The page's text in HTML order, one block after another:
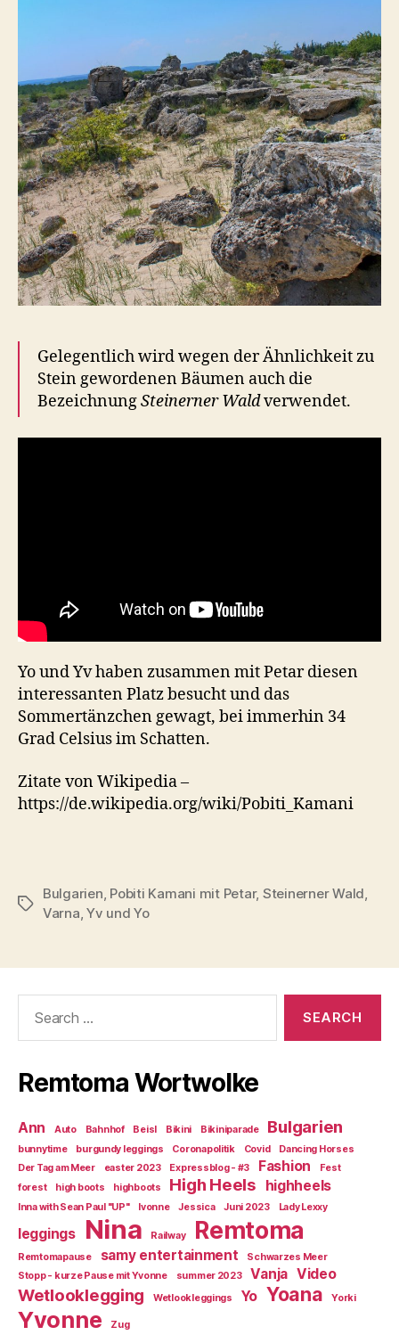
Gelegentlich wird wegen der Ähnlichkeit zu
Stein gewordenen Bäumen auch die
BezeichnungSteinerner Waldverwendet.
Yo und Yv haben zusammen mit Petar diesen
interessanten Platz besucht und das
Sommertänzchen gewagt, bei immerhin 34
Grad Celsius im Schatten.
Zitate von Wikipedia –
https://de.wikipedia.org/wiki/Pobiti_Kamani
Tags
Bulgarien, Pobiti Kamani mit Petar, Steinerner Wald,
Varna,Yv und Yo
Remtoma Wortwolke
Ann Auto Bahnhof Beisl Bikini Bikiniparade Bulgarien
bunnytime burgundy leggings Coronapolitik Covid
Dancing Horses
Der Tag am Meer
easter 2023 Expressblog - #3 Fashion
Fest
forest
high boots highboots High Heels highheels
Inna with Sean Paul "UP" Ivonne Jessica Juni 2023 Lady Lexxy
leggings Nina Railway Remtoma
Remtomapause samy entertainment
Schwarzes Meer
Stopp - kurze Pause mit Yvonne
summer 2023 Vanja Video
Wetlooklegging Wetlookleggings Yo Yoana Yorki
Yvonne Zug